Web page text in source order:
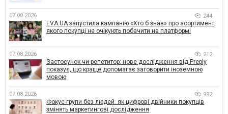
07.08.2026 244
EVA.UA запустила кампанію «Хто б знав» про асортимент,
якого покупці не очікують побачити на платформі
07.08.2026 212
Застосунок чи репетитор: нове дослідження від Preply
показує, що краще допомагає заговорити іноземною
мовою
07.08.2026 992
Фокус-групи без людей: як цифрові двійники покупців
змінять маркетингові дослідження